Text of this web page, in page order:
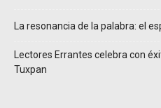
La resonancia de la palabra: el
Lectores Errantes celebra con
Tuxpan